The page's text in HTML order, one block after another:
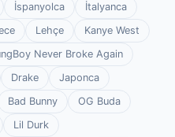
İspanyolca
İtalyanca
Lehçe
Kanye West
Never Broke Again
Drake
Japonca
Bad Bunny
OG Buda
Lil Durk